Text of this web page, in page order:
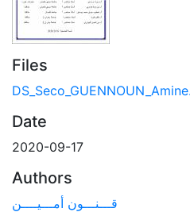
Files
Date
2020-09-17
Authors
قـــنـــون أمـــيــــن